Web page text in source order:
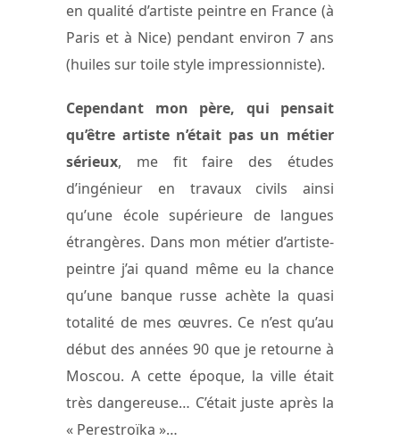
en qualité d’artiste peintre en France (à
Paris et à Nice) pendant environ 7 ans
(huiles sur toile style impressionniste).
Cependant mon père, qui pensait
qu’être artiste n’était pas un métier
sérieux, me fit faire des études
d’ingénieur en travaux civils ainsi
qu’une école supérieure de langues
étrangères. Dans mon métier d’artiste-
peintre j’ai quand même eu la chance
qu’une banque russe achète la quasi
totalité de mes œuvres. Ce n’est qu’au
début des années 90 que je retourne à
Moscou. A cette époque, la ville était
très dangereuse… C’était juste après la
« Perestroïka »…